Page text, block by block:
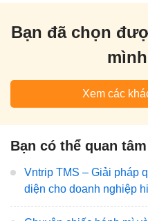
Bạn đã chọn
Xem các
Bạn có thể quan tâm
Vntrip TMS – Giải pháp
diện cho doanh nghiệp